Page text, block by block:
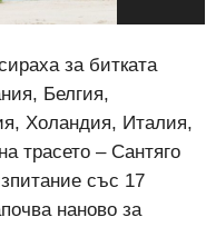
за битката
Белгия,
Холандия, Италия,
трасето – Сантяго
със 17
наново за